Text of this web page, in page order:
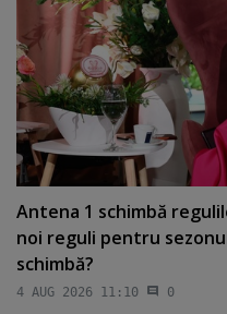
Antena 1 schimbă
noi reguli pentru
schimbă?
4 AUG 2026 11:10 0